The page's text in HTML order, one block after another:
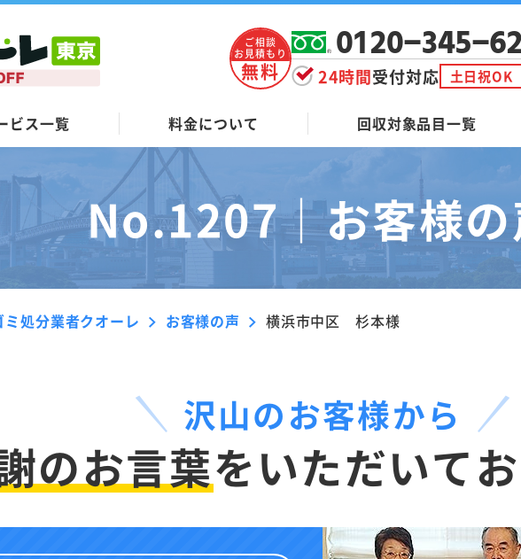
ご相談
お見積もり
無料
0120-345-
24時間受付対応 土日祝OK
ビス一覧 料金について 回収対象品目一覧
No.1207｜お客様
処分業者クオーレ お客様の声 横浜市中区 杉本様
沢山のお客様から
のお言葉をいただいて